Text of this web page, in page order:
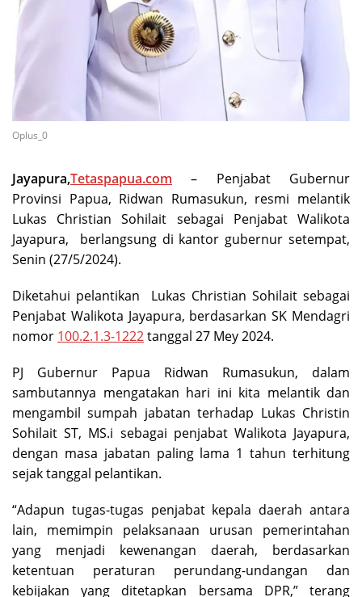
Oplus_0
Jayapura,Tetaspapua.com – Penjabat Gubernur
Provinsi Papua, Ridwan Rumasukun, resmi melantik
Lukas Christian Sohilait sebagai Penjabat Walikota
Jayapura, berlangsung di kantor gubernur setempat,
Senin (27/5/2024).
Diketahui pelantikan Lukas Christian Sohilait sebagai
Penjabat Walikota Jayapura, berdasarkan SK Mendagri
nomor 100.2.1.3-1222tanggal 27 Mey 2024.
PJ Gubernur Papua Ridwan Rumasukun, dalam
sambutannya mengatakan hari ini kita melantik dan
mengambil sumpah jabatan terhadap Lukas Christin
Sohilait ST, MS.i sebagai penjabat Walikota Jayapura,
dengan masa jabatan paling lama 1 tahun terhitung
sejak tanggal pelantikan.
“Adapun tugas-tugas penjabat kepala daerah antara
lain, memimpin pelaksanaan urusan pemerintahan
yang menjadi kewenangan daerah, berdasarkan
ketentuan peraturan perundang-undangan dan
kebijakan yang ditetapkan bersama DPR,” terang